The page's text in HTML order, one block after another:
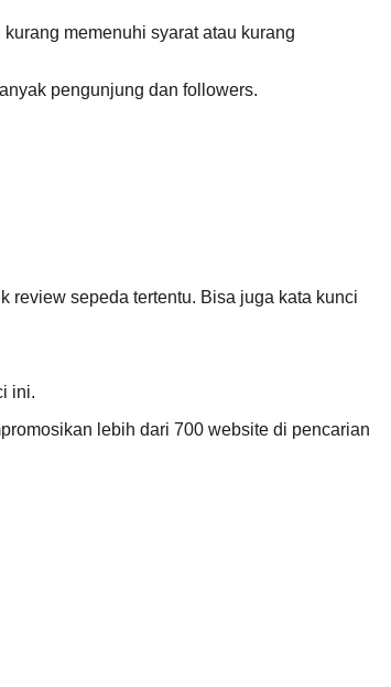
memenuhi syarat atau kurang
pengunjung dan followers.
review sepeda tertentu. Bisa juga kata kunci
ini.
lebih dari 700 website di pencarian